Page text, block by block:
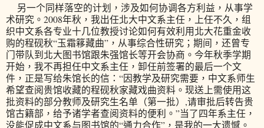
另一个同样落空的计划，涉及如何协调各方利益，从事学
术研究。2008年秋，我出任北大中文系主任，上任不久，组
织中文系各专业十几位教授讨论如何有效利用北大花重金收
购的程砚秋“玉霜簃藏曲”，从事综合性研究；期间，还曾专
门带队到北大图书馆跟朱强馆长等开会协商。今年秋季学期
开始，我不再担任中文系主任，卸任前签署的最后一个文
件，正是写给朱馆长的信：“因教学及研究需要，中文系师生
希望查阅贵馆收藏的程砚秋家藏戏曲资料。现送上需使用这
批资料的部分教师及研究生名单（第一批）,请审批后转告贵
馆古籍部，给予诸学者查阅资料的便利。”当了四年系主任，
没能促成中文系与图书馆的“通力合作”，是我的一大遗憾。